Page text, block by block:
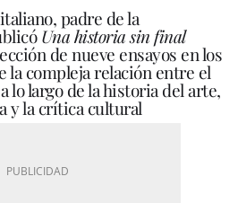
padre de la
Una historia sin final
de nueve ensayos en los
la compleja relación entre el
lo largo de la historia del arte,
y la crítica cultural